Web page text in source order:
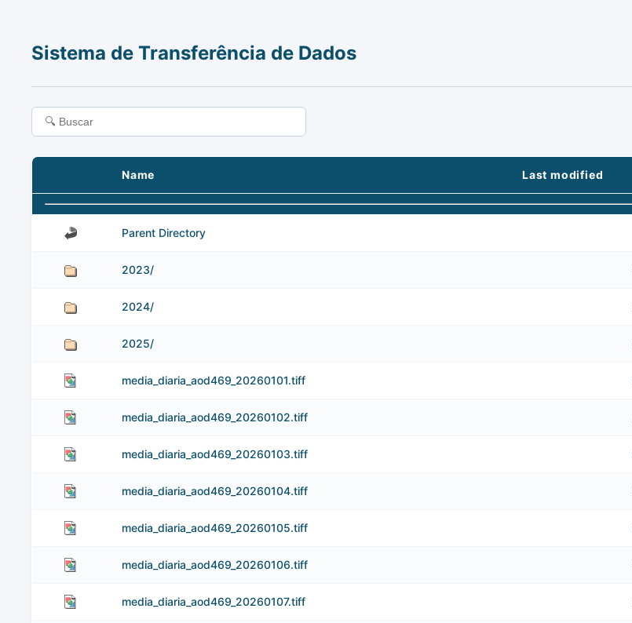
Sistema de Transferência de Dados
Name Last modified
Parent Directory
2023/
2024/
2025/
media_diaria_aod469_20260101.tiff
media_diaria_aod469_20260102.tiff
media_diaria_aod469_20260103.tiff
media_diaria_aod469_20260104.tiff
media_diaria_aod469_20260105.tiff
media_diaria_aod469_20260106.tiff
media_diaria_aod469_20260107.tiff